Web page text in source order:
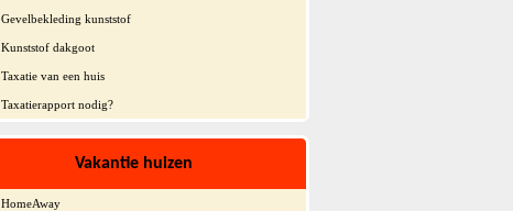
Gevelbekleding kunststof
Kunststof dakgoot
Taxatie van een huis
Taxatierapport nodig?
Vakantie huizen
HomeAway